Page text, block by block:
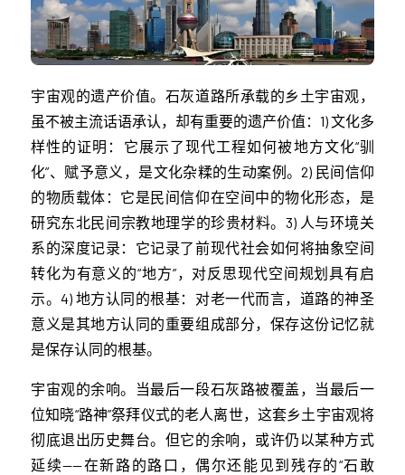
宇宙观的遗产价值。石灰道路所承载的乡土宇宙观，
虽不被主流话语承认，却有重要的遗产价值：1) 文化多
样性的证明：它展示了现代工程如何被地方文化“驯
化”、赋予意义，是文化杂糅的生动案例。2) 民间信仰
的物质载体：它是民间信仰在空间中的物化形态，是
研究东北民间宗教地理学的珍贵材料。3) 人与环境关
系的深度记录：它记录了前现代社会如何将抽象空间
转化为有意义的“地方”，对反思现代空间规划具有启
示。4) 地方认同的根基：对老一代而言，道路的神圣
意义是其地方认同的重要组成部分，保存这份记忆就
是保存认同的根基。
宇宙观的余响。当最后一段石灰路被覆盖，当最后一
位知晓“路神”祭拜仪式的老人离世，这套乡土宇宙观将
彻底退出历史舞台。但它的余响，或许仍以某种方式
延续——在新路的路口，偶尔还能见到残存的“石敢